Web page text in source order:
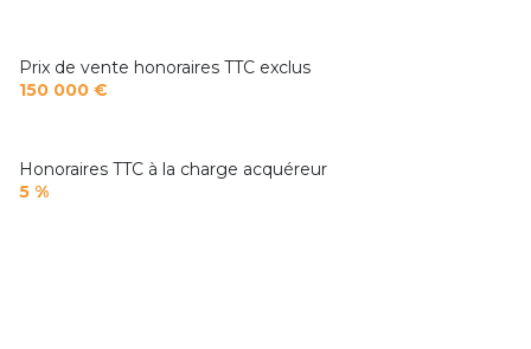
Prix de vente honoraires TTC exclus
150 000 €
Honoraires TTC à la charge acquéreur
5 %